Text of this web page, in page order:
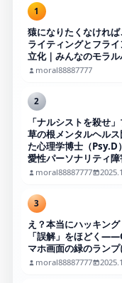
1
猿になりたくなけれ
ライティングとフラ
立化｜みんなのモラ
moral88887777
2
「ナルシストを殺せ
草の根メンタルヘル
た心理学博士（Psy.D
愛性パーソナリティ
moral88887777
3
え？本当にハッキン
「誤解」をほどく
マホ画面の緑のラン
moral88887777